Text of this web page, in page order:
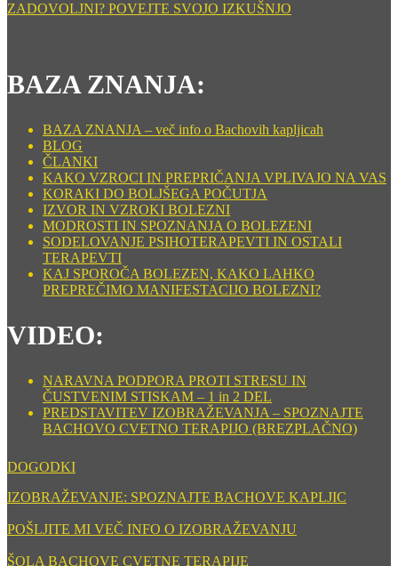
ZADOVOLJNI? POVEJTE SVOJO IZKUŠNJO
BAZA ZNANJA:
BAZA ZNANJA – več info o Bachovih kapljicah
BLOG
ČLANKI
KAKO VZROCI IN PREPRIČANJA VPLIVAJO NA VAS
KORAKI DO BOLJŠEGA POČUTJA
IZVOR IN VZROKI BOLEZNI
MODROSTI IN SPOZNANJA O BOLEZENI
SODELOVANJE PSIHOTERAPEVTI IN OSTALI
TERAPEVTI
KAJ SPOROČA BOLEZEN, KAKO LAHKO
PREPREČIMO MANIFESTACIJO BOLEZNI?
VIDEO:
NARAVNA PODPORA PROTI STRESU IN
ČUSTVENIM STISKAM – 1 in 2 DEL
PREDSTAVITEV IZOBRAŽEVANJA – SPOZNAJTE
BACHOVO CVETNO TERAPIJO (BREZPLAČNO)
DOGODKI
IZOBRAŽEVANJE: SPOZNAJTE BACHOVE KAPLJIC
POŠLJITE MI VEČ INFO O IZOBRAŽEVANJU
ŠOLA BACHOVE CVETNE TERAPIJE